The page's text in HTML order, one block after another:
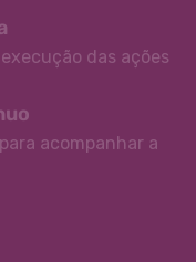
das ações
acompanhar a